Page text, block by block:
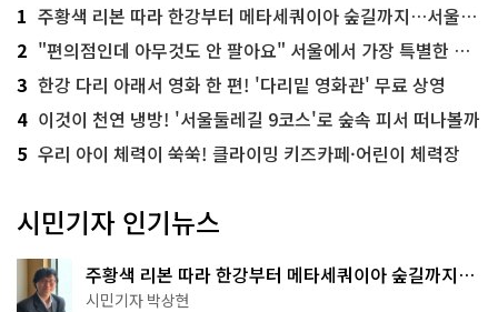
1 주황색 리본 따라 한강부터 메타세쿼이아 숲길까지…서울둘레길 15코스
2 "편의점인데 아무것도 안 팔아요" 서울에서 가장 특별한 편의점의 정체
3 한강 다리 아래서 영화 한 편! '다리밑 영화관' 무료 상영
4 이것이 천연 냉방! '서울둘레길 9코스'로 숲속 피서 떠나볼까
5 우리 아이 체력이 쑥쑥! 클라이밍 키즈카페·어린이 체력장
시민기자 인기뉴스
주황색 리본 따라 한강부터 메타세쿼이아 숲길까지…
서울둘레길 15코스
시민기자 박상현